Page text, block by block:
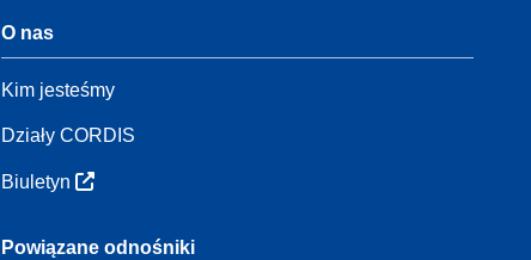
O nas
Kim jesteśmy
Działy CORDIS
Biuletyn
Powiązane odnośniki